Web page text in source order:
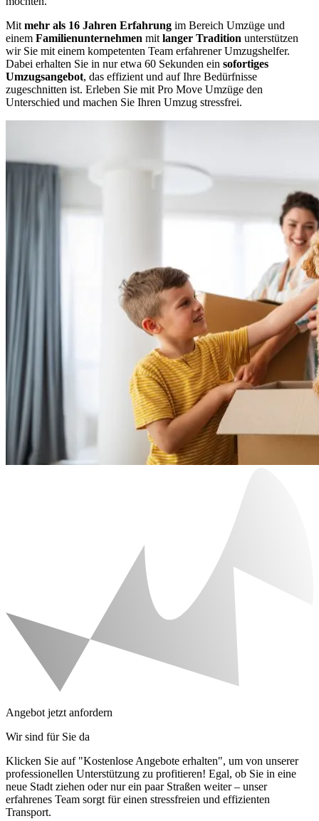
Mit mehr als 16 Jahren Erfahrung im Bereich Umzüge und
einem Familienunternehmen mit langer Tradition unterstützen
wir Sie mit einem kompetenten Team erfahrener Umzugshelfer.
Dabei erhalten Sie in nur etwa 60 Sekunden ein sofortiges
Umzugsangebot, das effizient und auf Ihre Bedürfnisse
zugeschnitten ist. Erleben Sie mit Pro Move Umzüge den
Unterschied und machen Sie Ihren Umzug stressfrei.
Angebot jetzt anfordern
Wir sind für Sie da
Klicken Sie auf "Kostenlose Angebote erhalten", um von unserer
professionellen Unterstützung zu profitieren! Egal, ob Sie in eine
neue Stadt ziehen oder nur ein paar Straßen weiter – unser
erfahrenes Team sorgt für einen stressfreien und effizienten
Transport.